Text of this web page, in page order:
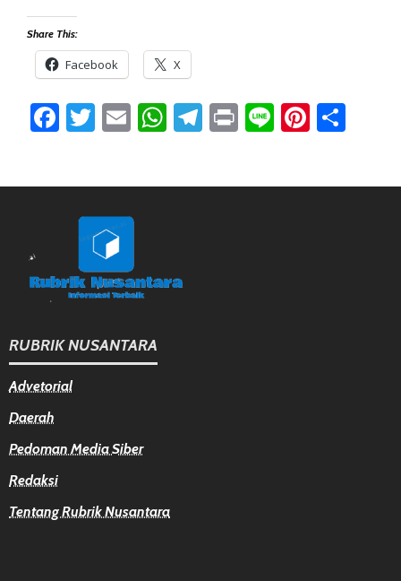
Share This:
Facebook X
Facebook
Twitter
EmailWhatsApp
Telegram
PrintLine
RUBRIK NUSANTARA
Advetorial
Daerah
Pedoman Media Siber
Redaksi
Tentang Rubrik Nusantara